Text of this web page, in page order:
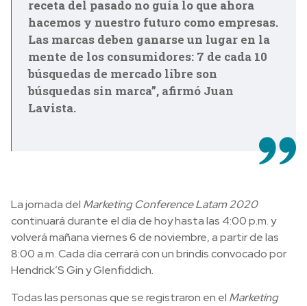
receta del pasado no guía lo que ahora
hacemos y nuestro futuro como empresas.
Las marcas deben ganarse un lugar en la
mente de los consumidores: 7 de cada 10
búsquedas de mercado libre son
búsquedas sin marca”, afirmó Juan
Lavista.
La jornada del Marketing Conference Latam 2020
continuará durante el día de hoy hasta las 4:00 p.m. y
volverá mañana viernes 6 de noviembre, a partir de las
8:00 a.m. Cada día cerrará con un brindis convocado por
Hendrick’S Gin y Glenfiddich.
Todas las personas que se registraron en el Marketing